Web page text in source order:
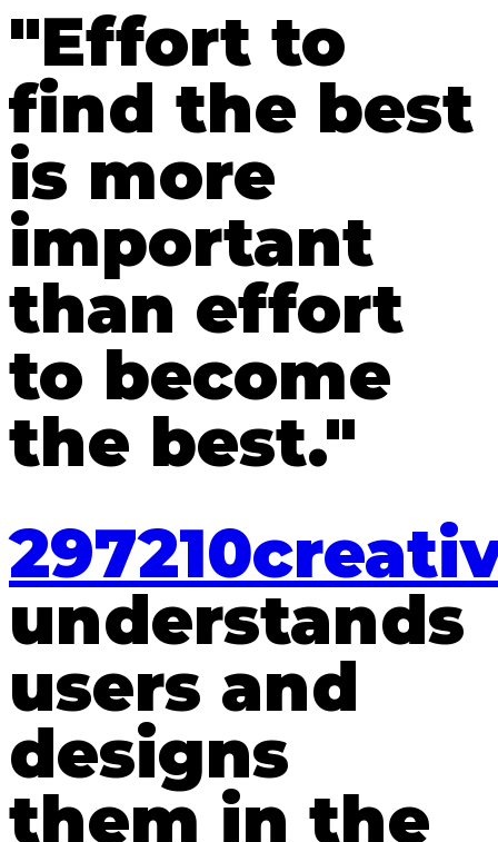
"Effort to
find the best
is more
important
than effort
to become
the best."
understands
users and
designs
them in the